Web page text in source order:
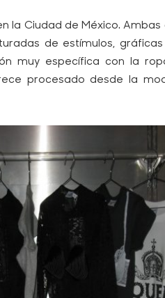
la Ciudad de México.
de estímulos,
muy específica con la
procesado desde la